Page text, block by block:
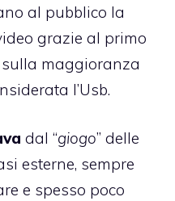
al pubblico la
grazie al primo
maggioranza
l’Usb.
dal “giogo” delle
esterne, sempre
e spesso poco